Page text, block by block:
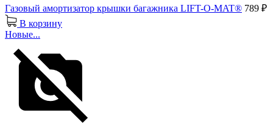
Газовый амортизатор крышки багажника LIFT-O-MAT® 789 ₽
В корзину
Новые...